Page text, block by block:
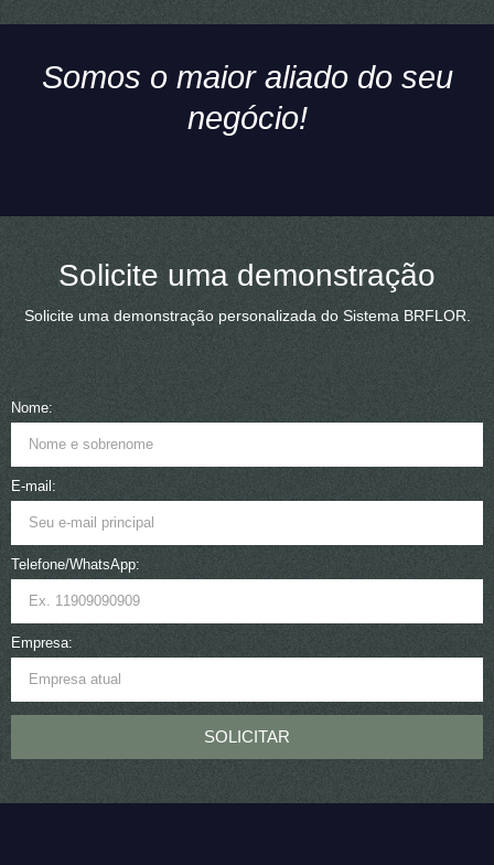
Somos o maior aliado do seu
negócio!
Solicite uma demonstração
Solicite uma demonstração personalizada do Sistema BRFLOR.
Nome:
E-mail:
Telefone/WhatsApp:
Empresa:
SOLICITAR